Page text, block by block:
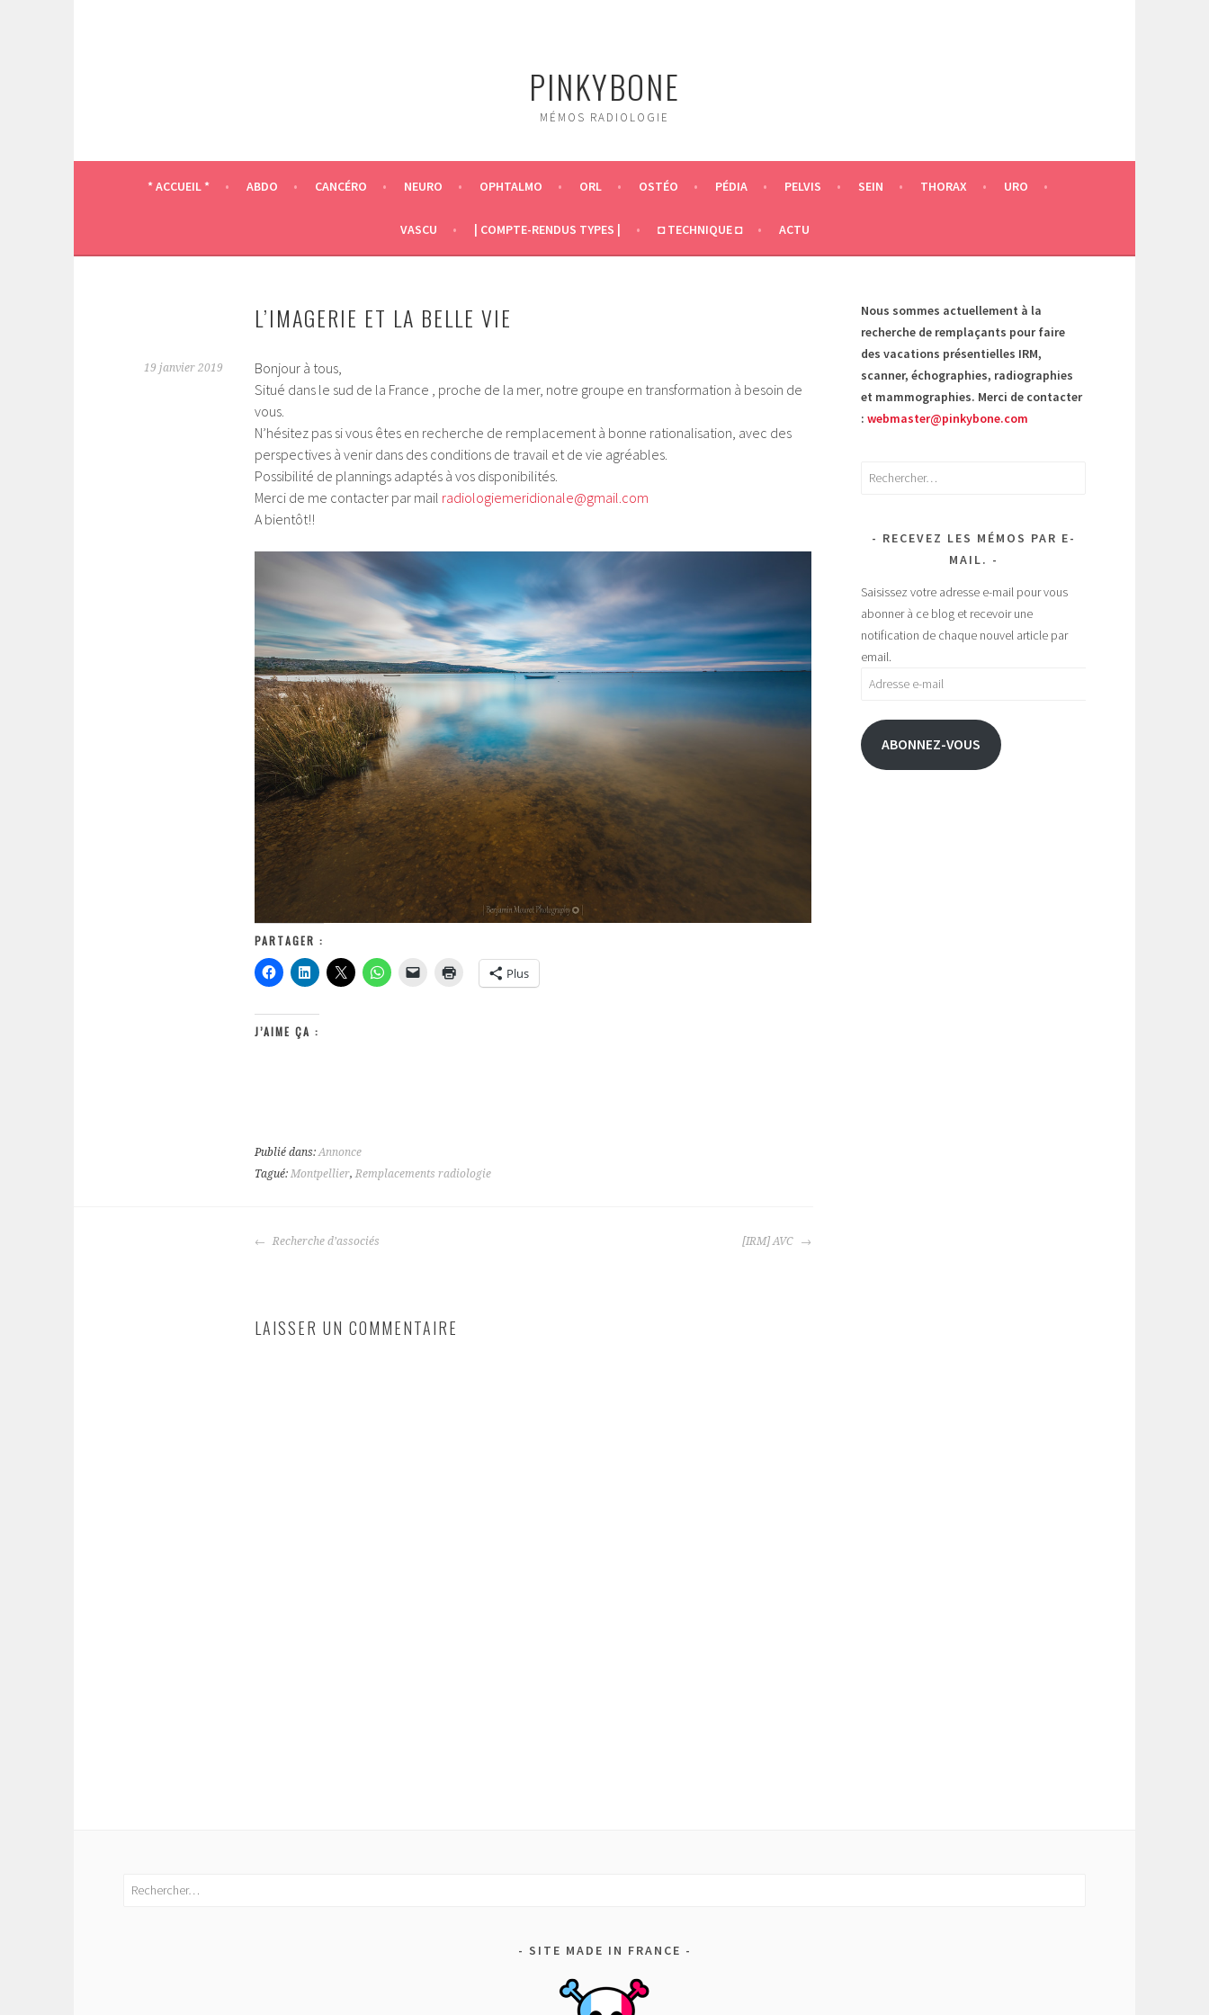
PINKYBONE
MÉMOS RADIOLOGIE
* ACCUEIL * ABDO CANCÉRO NEURO OPHTALMO ORL OSTÉO PÉDIA PELVIS SEIN THORAX URO
VASCU | COMPTE-RENDUS TYPES | ◘ TECHNIQUE ◘ ACTU
L’IMAGERIE ET LA BELLE VIE
19 janvier 2019
Bonjour à tous,
Situé dans le sud de la France , proche de la mer, notre groupe en transformation à besoin de
vous.
N’hésitez pas si vous êtes en recherche de remplacement à bonne rationalisation, avec des
perspectives à venir dans des conditions de travail et de vie agréables.
Possibilité de plannings adaptés à vos disponibilités.
Merci de me contacter par mail radiologiemeridionale@gmail.com
A bientôt!!
PARTAGER :
Plus
J’AIME ÇA :
Publié dans:Annonce
Tagué: Montpellier,Remplacements radiologie
NAVIGATION
Recherche d’associés [IRM] AVC
LAISSER UN COMMENTAIRE
Nous sommes actuellement à la
recherche de remplaçants pour faire
des vacations présentielles IRM,
scanner, échographies, radiographies
et mammographies. Merci de contacter
: webmaster@pinkybone.com
Rechercher :
RECEVEZ LES MÉMOS PAR E-
MAIL.
Saisissez votre adresse e-mail pour vous
abonner à ce blog et recevoir une
notification de chaque nouvel article par
email.
Adresse
mail
ABONNEZ-VOUS
Rechercher :
SITE MADE IN FRANCE